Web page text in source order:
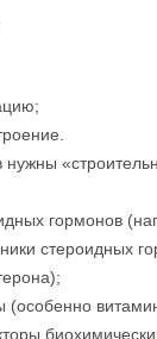
нужны
гормонов
стероидных